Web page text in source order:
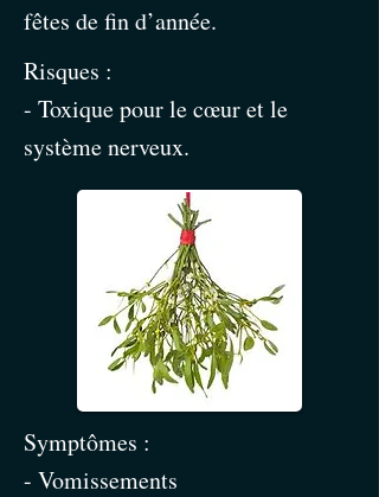
fêtes de fin d’année.
Risques :
- Toxique pour le cœur et le
système nerveux.
Symptômes :
- Vomissements